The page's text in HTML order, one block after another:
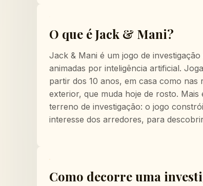
O que é Jack & Mani?
Jack & Mani é um jogo de
animadas por inteligência artificial.
partir dos 10 anos, em casa como nas
exterior, que muda hoje de rosto.
terreno de investigação: o jogo
interesse dos arredores, para
Como decorre uma